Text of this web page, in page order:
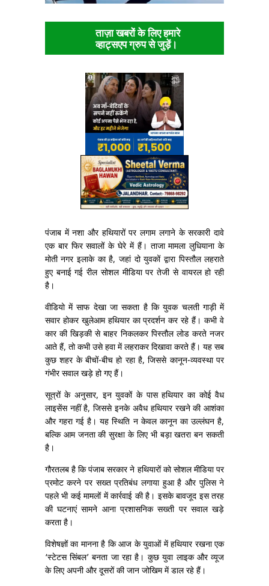
ताज़ा खबरों के लिए हमारे
व्हाट्सएप ग्रुप से जुड़ें।
पंजाब में नशा और हथियारों पर लगाम लगाने के सरकारी दावे
एक बार फिर सवालों के घेरे में हैं। ताजा मामला लुधियाना के
मोती नगर इलाके का है, जहां दो युवकों द्वारा पिस्तौल लहराते
हुए बनाई गई रील सोशल मीडिया पर तेजी से वायरल हो रही
है।
वीडियो में साफ देखा जा सकता है कि युवक चलती गाड़ी में
सवार होकर खुलेआम हथियार का प्रदर्शन कर रहे हैं। कभी वे
कार की खिड़की से बाहर निकलकर पिस्तौल लोड करते नजर
आते हैं, तो कभी उसे हवा में लहराकर दिखावा करते हैं। यह सब
कुछ शहर के बीचों-बीच हो रहा है, जिससे कानून-व्यवस्था पर
गंभीर सवाल खड़े हो गए हैं।
सूत्रों के अनुसार, इन युवकों के पास हथियार का कोई वैध
लाइसेंस नहीं है, जिससे इनके अवैध हथियार रखने की आशंका
और गहरा गई है। यह स्थिति न केवल कानून का उल्लंघन है,
बल्कि आम जनता की सुरक्षा के लिए भी बड़ा खतरा बन सकती
है।
गौरतलब है कि पंजाब सरकार ने हथियारों को सोशल मीडिया पर
प्रमोट करने पर सख्त प्रतिबंध लगाया हुआ है और पुलिस ने
पहले भी कई मामलों में कार्रवाई की है। इसके बावजूद इस तरह
की घटनाएं सामने आना प्रशासनिक सख्ती पर सवाल खड़े
करता है।
विशेषज्ञों का मानना है कि आज के युवाओं में हथियार रखना एक
‘स्टेटस सिंबल’ बनता जा रहा है। कुछ युवा लाइक और व्यूज
के लिए अपनी और दूसरों की जान जोखिम में डाल रहे हैं।